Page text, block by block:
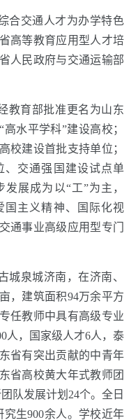
合交通人才为办学特色
高等教育应用型人才培
人民政府与交通运输部
教育部批准更名为山东
水平学科”建设高校；
校建设首批支持单位；
、交通强国建设试点单
展成为以“工”为主，
国主义精神、国际化视
通事业高级应用型专门
城泉城济南，在济南、
，建筑面积94万余平方
任教师中具有高级专业
人，国家级人才6人，泰
省有突出贡献的中青年
省高校黄大年式教师团
队发展计划24个。全日
究生900余人。学校近年